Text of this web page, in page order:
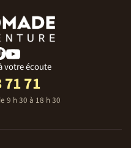
votre écoute
71 71
9 h 30 à 18 h 30